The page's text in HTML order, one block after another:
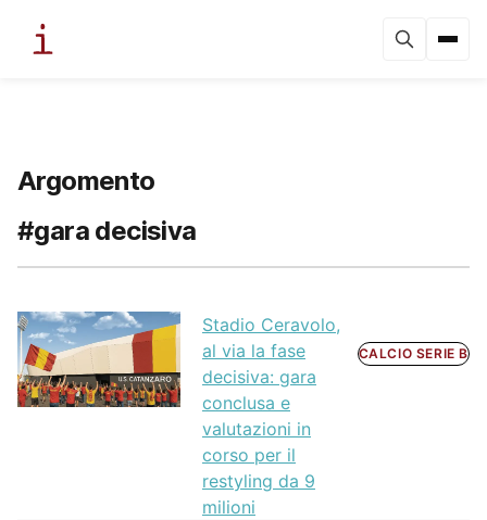
Argomento
#gara decisiva
Stadio Ceravolo,
al via la fase
decisiva: gara
conclusa e
valutazioni in
corso per il
restyling da 9
milioni
CALCIO SERIE B